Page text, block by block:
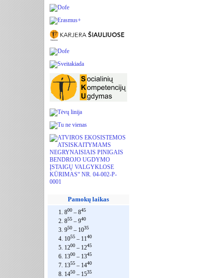
Pamokų laikas
1. 800 – 845
2. 855 – 940
3. 950 – 1035
4. 1055 – 1140
5. 1200 – 1245
6. 1300 – 1345
7. 1355 – 1440
8. 1450 – 1535